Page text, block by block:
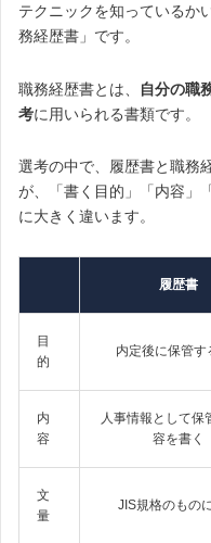
テクニックを知っているか
務経歴書」です。
職務経歴書とは、
自分の職
考に用いられる書類です。
選考の中で、履歴書と職務
が、「書く目的」「内容」
に大きく違います。
履歴書
目
的
内定後に保管す
内
容
人事情報として保
容を書く
文
量
JIS規格のもの